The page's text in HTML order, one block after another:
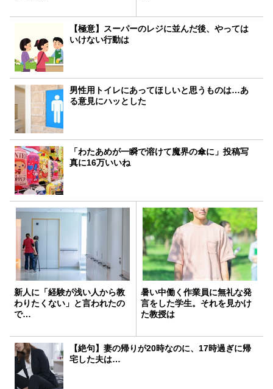
【極意】スーパーのレジに並んだ後、やっては
いけない行動は
男性用トイレにあってほしいと思うものは…あ
る意見にハッとした
「わたあめが一瞬で溶けて魔界の傘に」投稿写
真に16万いいね
新人に「経験が浅い人から教
わりたくない」と言われたの
で…
暑い中働く作業員に無礼な発
言をした学生。それを見かけ
た教授は
【絶句】妻の帰りが20時なのに、17時過ぎに帰
宅した夫は…